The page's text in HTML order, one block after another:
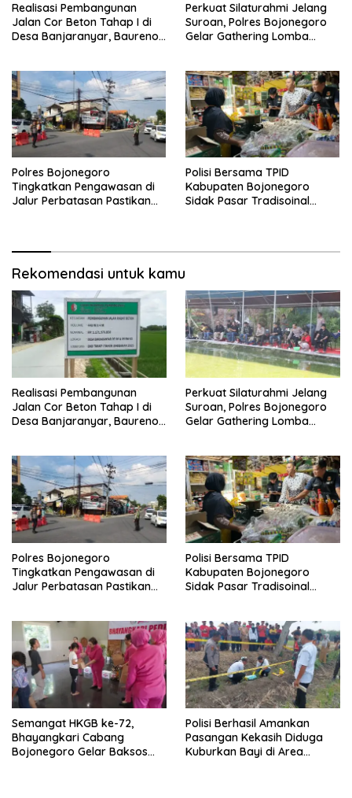
Realisasi Pembangunan
Jalan Cor Beton Tahap I di
Desa Banjaranyar, Baureno,
Perkuat Silaturahmi Jelang
Suroan, Polres Bojonegoro
Gelar Gathering Lomba
Polres Bojonegoro
Tingkatkan Pengawasan di
Jalur Perbatasan Pastikan
Polisi Bersama TPID
Kabupaten Bojonegoro
Sidak Pasar Tradisoinal
Rekomendasi untuk kamu
Realisasi Pembangunan
Jalan Cor Beton Tahap I di
Desa Banjaranyar, Baureno,
Perkuat Silaturahmi Jelang
Suroan, Polres Bojonegoro
Gelar Gathering Lomba
Polres Bojonegoro
Tingkatkan Pengawasan di
Jalur Perbatasan Pastikan
Polisi Bersama TPID
Kabupaten Bojonegoro
Sidak Pasar Tradisoinal
Semangat HKGB ke-72,
Bhayangkari Cabang
Bojonegoro Gelar Baksos
Polisi Berhasil Amankan
Pasangan Kekasih Diduga
Kuburkan Bayi di Area